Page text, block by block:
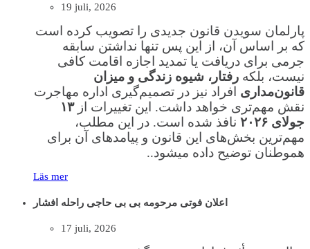
19 juli, 2026
پارلمان سویدن قانون جدیدی را تصویب کرده است
که بر اساس آن، از این پس تنها نداشتن سابقه
جرمی برای دریافت یا تمدید اجازه اقامت کافی
نیست، بلکه رفتار، شیوه زندگی و میزان
قانون‌مداری افراد نیز در تصمیم‌گیری اداره مهاجرت
نقش مهم‌تری خواهد داشت. این تغییرات از۱۳
جولای ۲۰۲۶
نافذ شده است. در این مطلب،
مهم‌ترین بخش‌های این قانون و پیامدهای آن برای
هموطنان توضیح داده‌ میشود..
Läs mer
اعلان فوتی مرحومه بی بی حاجی راحله افشار
17 juli, 2026